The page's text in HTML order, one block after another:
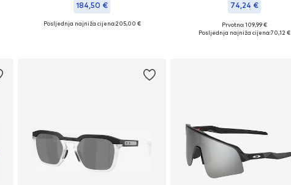
184,50 €
Dostupne veličine: One Size
Posljednja najniža cijena:205,00 €
74,24 €
Dostupne veličine: Onesize
Prvotno: 109,99 €
Posljednja najniža cijena:70,12 €